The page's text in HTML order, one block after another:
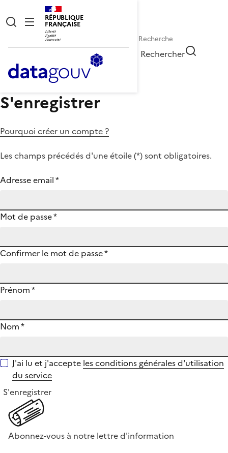
RÉPUBLIQUE
FRANÇAISE
Rechercher
S'enregistrer
Pourquoi créer un compte ?
Les champs précédés d'une étoile (*) sont obligatoires.
Adresse email*
Mot de passe*
Confirmer le mot de passe*
Prénom*
Nom*
J'ai lu et j'accepte les conditions générales d'utilisation
du service
S'enregistrer
Abonnez-vous à notre lettre d'information